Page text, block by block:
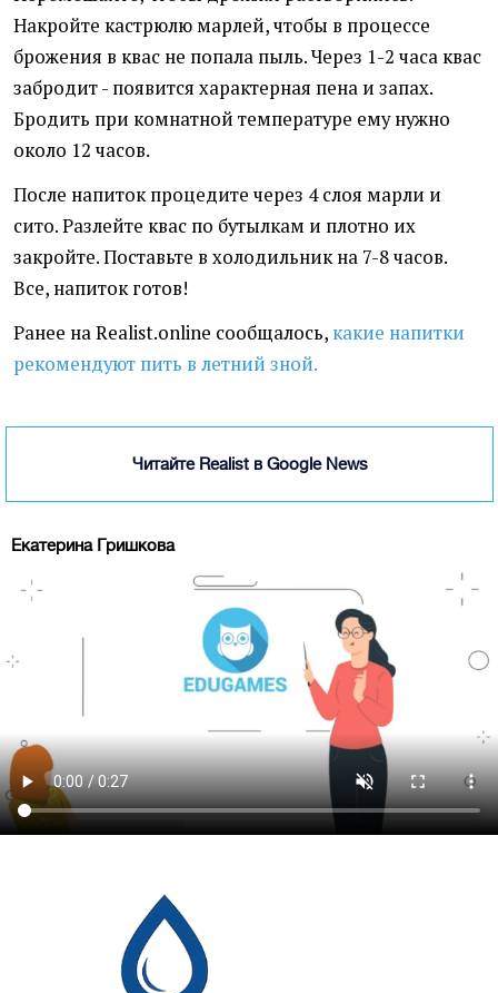
Накройте кастрюлю марлей, чтобы в процессе
брожения в квас не попала пыль. Через 1-2 часа квас
забродит - появится характерная пена и запах.
Бродить при комнатной температуре ему нужно
около 12 часов.
После напиток процедите через 4 слоя марли и
сито. Разлейте квас по бутылкам и плотно их
закройте. Поставьте в холодильник на 7-8 часов.
Все, напиток готов!
Ранее на Realist.online сообщалось, какие напитки
рекомендуют пить в летний зной.
Читайте Realist в Google News
Екатерина Гришкова